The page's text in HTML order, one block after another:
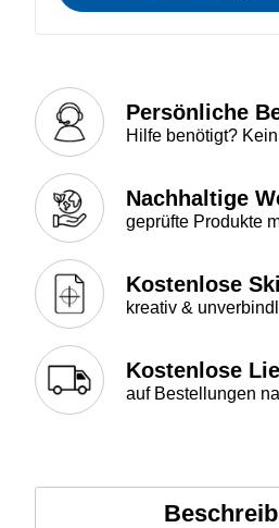
Persönliche
Hilfe benötigt?
Nachhaltige
geprüfte Produkte
Kostenlose
kreativ &
Kostenlose
auf Bestellungen